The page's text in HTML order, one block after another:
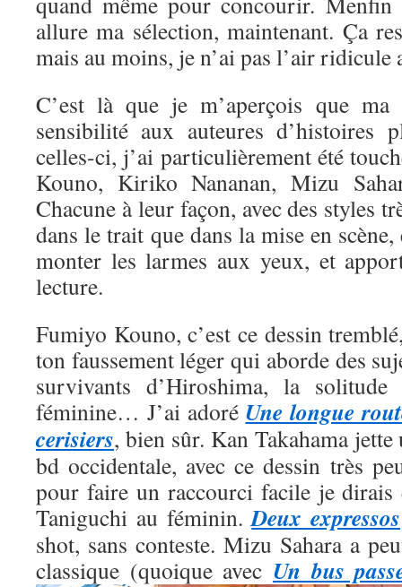
allure ma sélection, maintenant. Ça
mais au moins, je n’ai pas l’air ridicule
C’est là que je m’aperçois que
sensibilité aux auteures d’histoires
celles-ci, j’ai particulièrement été
Kouno, Kiriko Nananan, Mizu
Chacune à leur façon, avec des styles
dans le trait que dans la mise en
monter les larmes aux yeux, et
lecture.
Fumiyo Kouno, c’est ce dessin
ton faussement léger qui aborde des
survivants d’Hiroshima, la
féminine… J’ai adoré Une longue
cerisiers, bien sûr. Kan Takahama
bd occidentale, avec ce dessin très
pour faire un raccourci facile je dirais
Taniguchi au féminin.Deux expressos
shot, sans conteste. Mizu Sahara a
classique (quoique avec Un bus